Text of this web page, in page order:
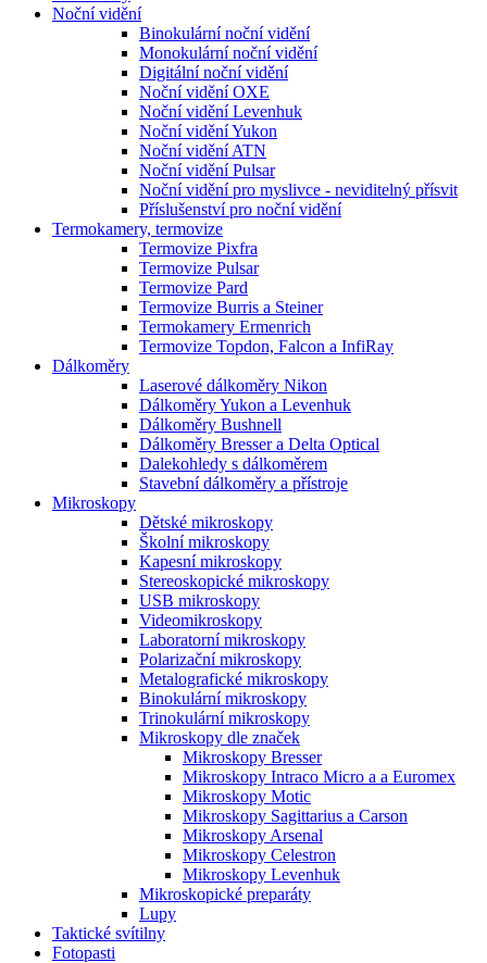
Noční vidění
Binokulární noční vidění
Monokulární noční vidění
Digitální noční vidění
Noční vidění OXE
Noční vidění Levenhuk
Noční vidění Yukon
Noční vidění ATN
Noční vidění Pulsar
Noční vidění pro myslivce - neviditelný přísvit
Příslušenství pro noční vidění
Termokamery, termovize
Termovize Pixfra
Termovize Pulsar
Termovize Pard
Termovize Burris a Steiner
Termokamery Ermenrich
Termovize Topdon, Falcon a InfiRay
Dálkoměry
Laserové dálkoměry Nikon
Dálkoměry Yukon a Levenhuk
Dálkoměry Bushnell
Dálkoměry Bresser a Delta Optical
Dalekohledy s dálkoměrem
Stavební dálkoměry a přístroje
Mikroskopy
Dětské mikroskopy
Školní mikroskopy
Kapesní mikroskopy
Stereoskopické mikroskopy
USB mikroskopy
Videomikroskopy
Laboratorní mikroskopy
Polarizační mikroskopy
Metalografické mikroskopy
Binokulární mikroskopy
Trinokulární mikroskopy
Mikroskopy dle značek
Mikroskopy Bresser
Mikroskopy Intraco Micro a a Euromex
Mikroskopy Motic
Mikroskopy Sagittarius a Carson
Mikroskopy Arsenal
Mikroskopy Celestron
Mikroskopy Levenhuk
Mikroskopické preparáty
Lupy
Taktické svítilny
Fotopasti